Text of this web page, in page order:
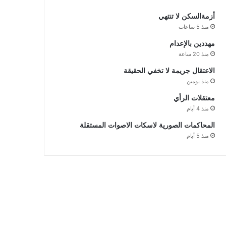
أزمةالسكن لا تنتهي
منذ 5 ساعات
مهددين بالإعدام
منذ 20 ساعة
الاعتقال جريمة لا تخفي الحقيقة
منذ يومين
معتقلات الرأي
منذ 4 أيام
المحاكمات الصورية لاسكات الاصوات المستقلة
منذ 5 أيام